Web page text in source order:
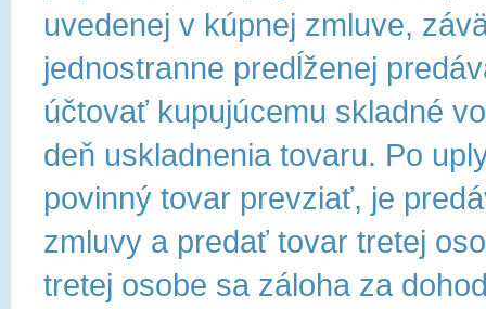
uvedenej v kúpnej zmluve,
jednostranne predĺženej
účtovať kupujúcemu skladné
deň uskladnenia tovaru. Po
povinný tovar prevziať, je
zmluvy a predať tovar tretej
tretej osobe sa záloha za